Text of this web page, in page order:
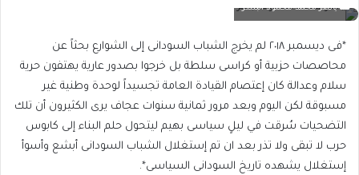
ياسر محمد محمود البشر
*فى ديسمبر ٢٠١٨ لم يخرج الشباب السودانى إلى الشوارع بحثاً عن
محاصصات حزبية أو كراسى سلطة بل خرجوا بصدور عارية يهتفون حرية
سلام وعدالة كان إعتصام القيادة العامة تجسيداً لوحدة وطنية غير
مسبوقة لكن اليوم وبعد مرور ثمانية سنوات عجاف يرى الكثيرون أن تلك
التضحيات سُرقت في ليلٍ سياسى بهيم ليتحول حلم البناء إلى كابوس
حرب لا تبقى ولا تذر بعد ان تم إستغلال الشباب السودانى أبشع وأسوأ
إستغلال يشهده تاريخ السودانى السياسى*.